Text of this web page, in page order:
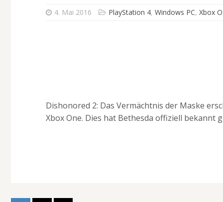
4. Mai 2016 PlayStation 4,Windows PC,Xbox
Dishonored 2: Das Vermächtnis der Maske
Xbox One. Dies hat Bethesda offiziell bekannt